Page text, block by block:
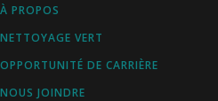
À PROPOS
NETTOYAGE VERT
OPPORTUNITÉ DE CARRIÈRE
NOUS JOINDRE